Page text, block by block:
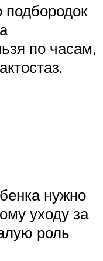
по часам,
нужно
уходу за
роль